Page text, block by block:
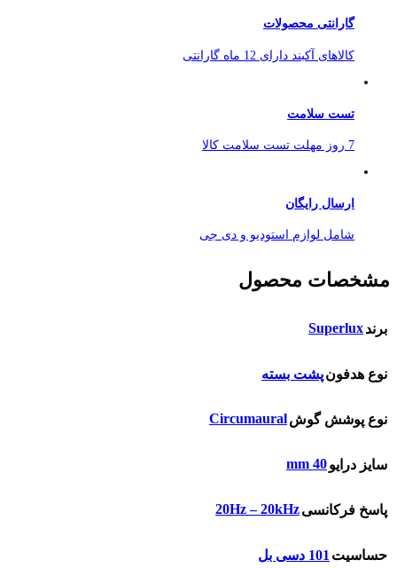
گارانتی محصولات
کالاهای آکبند دارای 12 ماه گارانتی
تست سلامت
7 روز مهلت تست سلامت کالا
ارسال رایگان
شامل لوازم استودیو و دی جی
مشخصات محصول
برندSuperlux
نوع هدفونپشت بسته
نوع پوشش گوشCircumaural
سایز درایو40 mm
پاسخ فرکانسی20Hz – 20kHz
حساسیت 101 دسی بل